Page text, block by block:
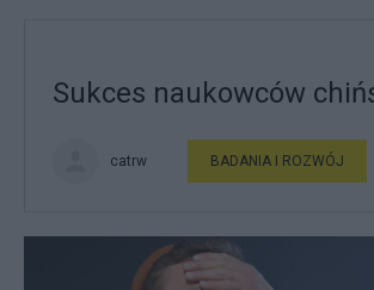
Sukces naukowców
catrw BADANIA I ROZWÓJ